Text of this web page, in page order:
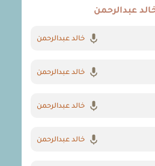
عبدالرحمن
خالد عبدالرحمن
خالد عبدالرحمن
خالد عبدالرحمن
خالد عبدالرحمن